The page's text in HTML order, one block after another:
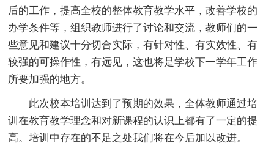
后的工作，提高全校的整体教育教学水平，改善学校的
办学条件等，组织教师进行了讨论和交流，教师们的一
些意见和建议十分切合实际，有针对性、有实效性、有
较强的可操作性，有远见，这也将是学校下一学年工作
所要加强的地方。
此次校本培训达到了预期的效果，全体教师通过培
训在教育教学理念和对新课程的认识上都有了一定的提
高。培训中存在的不足之处我们将在今后加以改进。